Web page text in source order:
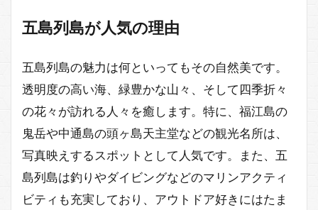
五島列島が人気の理由
五島列島の魅力は何といってもその自然美です。
透明度の高い海、緑豊かな山々、そして四季折々
の花々が訪れる人々を癒します。特に、福江島の
鬼岳や中通島の頭ヶ島天主堂などの観光名所は、
写真映えするスポットとして人気です。また、五
島列島は釣りやダイビングなどのマリンアクティ
ビティも充実しており、アウトドア好きにはたま